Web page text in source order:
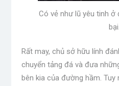
Có vẻ như lũ yêu tinh ở
bại.
Rất may, chủ sở hữu lính
chuyển tảng đá và đưa
bên kia của đường hầm. Tuy